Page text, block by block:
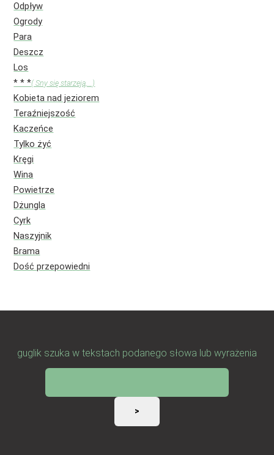
Odpływ
Ogrody
Para
Deszcz
Los
* * *( Sny się starzeją,...)
Kobieta nad jeziorem
Teraźniejszość
Kaczeńce
Tylko żyć
Kręgi
Wina
Powietrze
Dżungla
Cyrk
Naszyjnik
Brama
Dość przepowiedni
guglik szuka w tekstach podanego słowa lub wyrażenia